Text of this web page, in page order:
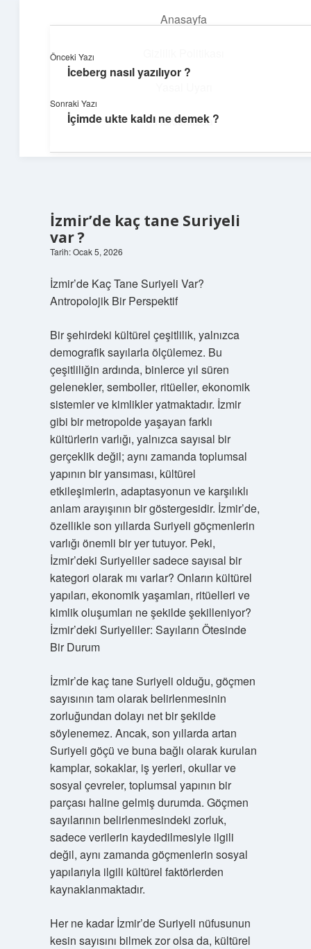
Anasayfa
Hakkımızda
Dijital Dünya Günlüğü
İzmir’de kaç tane Suriyeli
var ?
Tarih: Ocak 5, 2026
İzmir’de Kaç Tane Suriyeli Var?
Antropolojik Bir Perspektif
Bir şehirdeki kültürel çeşitlilik, yalnızca
demografik sayılarla ölçülemez. Bu
çeşitliliğin ardında, binlerce yıl süren
gelenekler, semboller, ritüeller, ekonomik
sistemler ve kimlikler yatmaktadır. İzmir
gibi bir metropolde yaşayan farklı
kültürlerin varlığı, yalnızca sayısal bir
gerçeklik değil; aynı zamanda toplumsal
yapının bir yansıması, kültürel
etkileşimlerin, adaptasyonun ve karşılıklı
anlam arayışının bir göstergesidir. İzmir’de,
özellikle son yıllarda Suriyeli göçmenlerin
varlığı önemli bir yer tutuyor. Peki,
İzmir’deki Suriyeliler sadece sayısal bir
kategori olarak mı varlar? Onların kültürel
yapıları, ekonomik yaşamları, ritüelleri ve
kimlik oluşumları ne şekilde şekilleniyor?
İzmir’deki Suriyeliler: Sayıların Ötesinde
Bir Durum
İzmir’de kaç tane Suriyeli olduğu, göçmen
sayısının tam olarak belirlenmesinin
zorluğundan dolayı net bir şekilde
söylenemez. Ancak, son yıllarda artan
Suriyeli göçü ve buna bağlı olarak kurulan
kamplar, sokaklar, iş yerleri, okullar ve
sosyal çevreler, toplumsal yapının bir
parçası haline gelmiş durumda. Göçmen
sayılarının belirlenmesindeki zorluk,
sadece verilerin kaydedilmesiyle ilgili
değil, aynı zamanda göçmenlerin sosyal
yapılarıyla ilgili kültürel faktörlerden
kaynaklanmaktadır.
Her ne kadar İzmir’de Suriyeli nüfusunun
kesin sayısını bilmek zor olsa da, kültürel
Önceki Yazı
İceberg nasıl yazılıyor ?
Sonraki Yazı
İçimde ukte kaldı ne demek ?